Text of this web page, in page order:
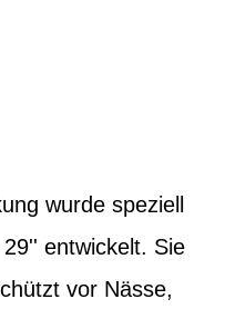
wurde speziell
entwickelt. Sie
vor Nässe,